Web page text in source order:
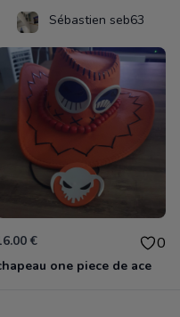
Sébastien seb63
€ 0
one piece de ace